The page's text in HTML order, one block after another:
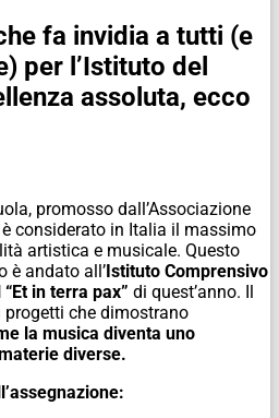
fa invidia a tutti (e
per l’Istituto del
assoluta, ecco
promosso dall’Associazione
considerato in Italia il massimo
artistica e musicale. Questo
è andato all’Istituto Comprensivo
in terra pax” di quest’anno. Il
che dimostrano
la musica diventa uno
diverse.